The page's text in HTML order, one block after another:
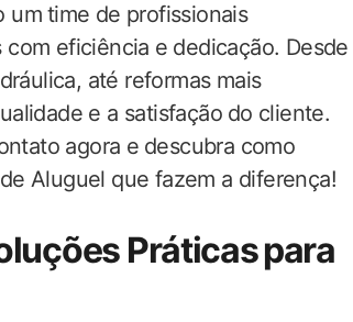
time de profissionais‌
eficiência e⁢ dedicação. Desde
‍até reformas mais
e a satisfação⁤ do cliente.
agora e⁤ descubra como
Aluguel que fazem a diferença!
Práticas ⁣para